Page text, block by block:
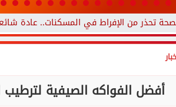
الإفراط في المسكنات.. عادة شائعة قد تضر
أفضل الفواكه الصيفية لترطيب